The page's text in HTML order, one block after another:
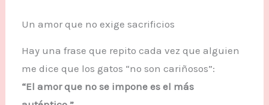
Un amor que no exige sacrificios
Hay una frase que repito cada vez que alguien
me dice que los gatos “no son cariñosos”:
“El amor que no se impone es el más